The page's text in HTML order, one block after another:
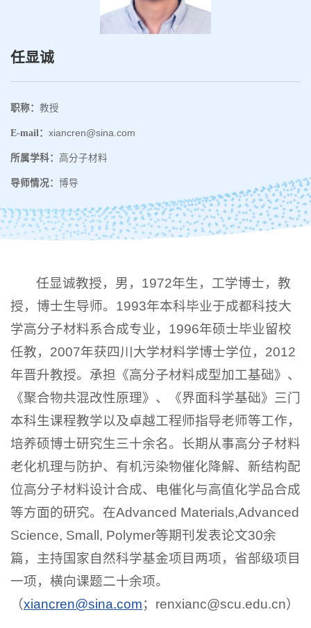
任显诚
职称： 教授
E-mail： xiancren@sina.com
所属学科： 高分子材料
导师情况： 博导
任显诚教授，男，1972年生，工学博士，教
授，博士生导师。1993年本科毕业于成都科技大
学高分子材料系合成专业，1996年硕士毕业留校
任教，2007年获四川大学材料学博士学位，2012
年晋升教授。承担《高分子材料成型加工基础》、
《聚合物共混改性原理》、《界面科学基础》三门
本科生课程教学以及卓越工程师指导老师等工作，
培养硕博士研究生三十余名。长期从事高分子材料
老化机理与防护、有机污染物催化降解、新结构配
位高分子材料设计合成、电催化与高值化学品合成
等方面的研究。在Advanced Materials,Advanced
Science, Small, Polymer等期刊发表论文30余
篇，主持国家自然科学基金项目两项，省部级项目
一项，横向课题二十余项。
（xiancren@sina.com；renxianc@scu.edu.cn）